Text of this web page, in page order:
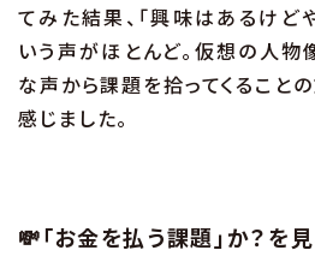
てみた結果、「興味はあるけど
いう声がほとんど。仮想の人物
な声から課題を拾ってくること
感じました。
💸「お金を払う課題」か？を